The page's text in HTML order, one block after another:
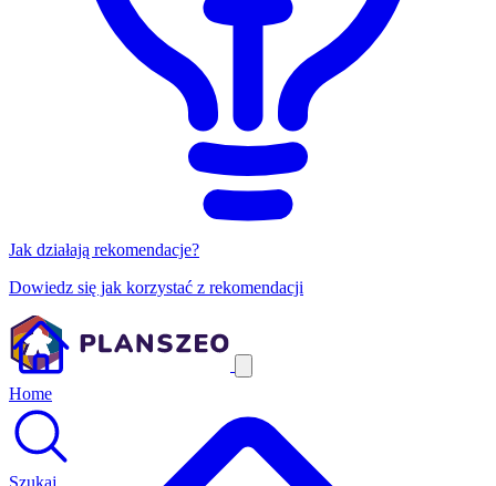
Jak działają rekomendacje?
Dowiedz się jak korzystać z rekomendacji
Home
Szukaj